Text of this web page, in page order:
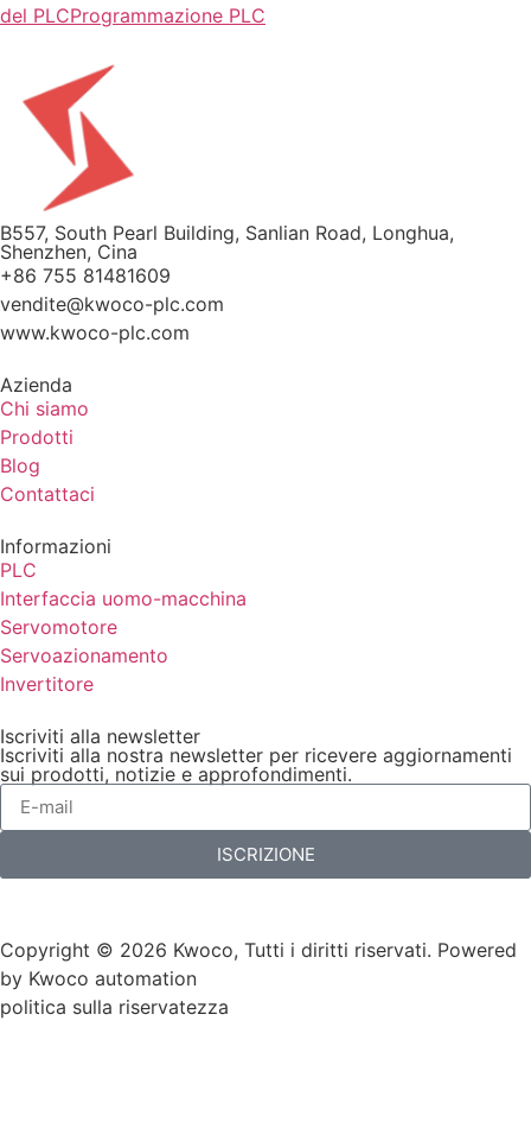
del PLCProgrammazione PLC
B557, South Pearl Building, Sanlian Road, Longhua,
Shenzhen, Cina
+86 755 81481609
vendite@kwoco-plc.com
www.kwoco-plc.com
Azienda
Chi siamo
Prodotti
Blog
Contattaci
Informazioni
PLC
Interfaccia uomo-macchina
Servomotore
Servoazionamento
Invertitore
Iscriviti alla newsletter
Iscriviti alla nostra newsletter per ricevere aggiornamenti
sui prodotti, notizie e approfondimenti.
ISCRIZIONE
Copyright © 2026 Kwoco, Tutti i diritti riservati. Powered
by Kwoco automation
politica sulla riservatezza